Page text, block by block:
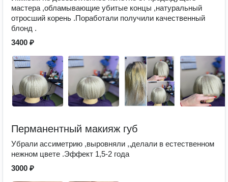
мастера ,обламывающие убитые концы ,натуральный
отросший корень .Поработали получили качественный
блонд .
3400 ₽
Перманентный макияж губ
Убрали ассиметрию ,выровняли ,,делали в естественном
нежном цвете .Эффект 1,5-2 года
3000 ₽